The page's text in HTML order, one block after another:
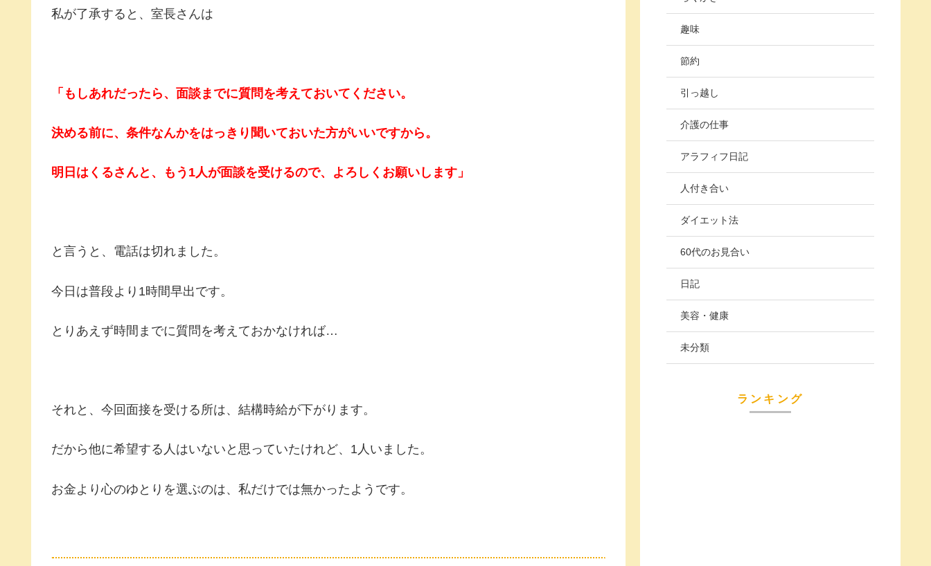
私が了承すると、室長さんは
「もしあれだったら、面談までに質問を考えておいてください。
決める前に、条件なんかをはっきり聞いておいた方がいいですから。
明日はくるさんと、もう1人が面談を受けるので、よろしくお願いします」
と言うと、電話は切れました。
今日は普段より1時間早出です。
とりあえず時間までに質問を考えておかなければ…
それと、今回面接を受ける所は、結構時給が下がります。
だから他に希望する人はいないと思っていたけれど、1人いました。
お金より心のゆとりを選ぶのは、私だけでは無かったようです。
趣味
節約
引っ越し
介護の仕事
アラフィフ日記
人付き合い
ダイエット法
60代のお見合い
日記
美容・健康
未分類
ランキング